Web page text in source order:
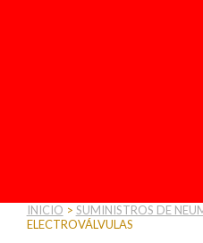
INICIO > SUMINISTROS DE
ELECTROVÁLVULAS